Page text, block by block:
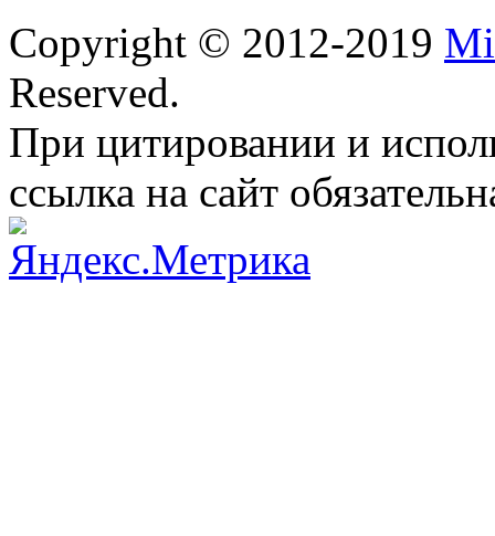
Copyright © 2012-2019
Reserved.
При цитировании и
ссылка на сайт